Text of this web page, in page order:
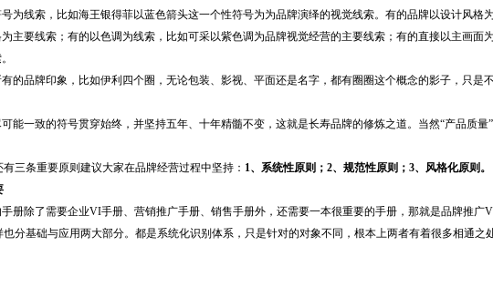
线索，比如海王银得菲以蓝色箭头这一个性符号为为品牌演绎的视觉线索。有的品牌以设计风格
主要线索；有的以色调为线索，比如可采以紫色调为品牌视觉经营的主要线索；有的直接以主画面
的品牌印象，比如伊利四个圈，无论包装、影视、平面还是名字，都有圈圈这个概念的影子，只是
能一致的符号贯穿始终，并坚持五年、十年精髓不变，这就是长寿品牌的修炼之道。当然“产品质量
有三条重要原则建议大家在品牌经营过程中坚持： 1、系统性原则；2、规范性原则；3、风格化原则。
除了需要企业VI手册、营销推广手册、销售手册外，还需要一本很重要的手册，那就是品牌推
基础与应用两大部分。都是系统化识别体系，只是针对的对象不同，根本上两者有着很多相通之处